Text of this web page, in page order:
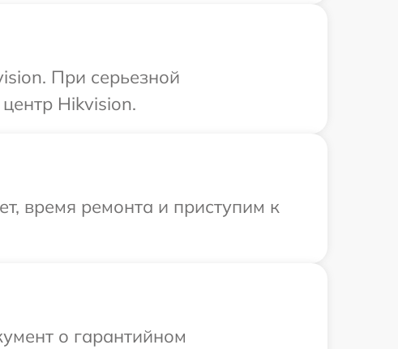
При серьезной
Hikvision.
время ремонта и приступим к
о гарантийном